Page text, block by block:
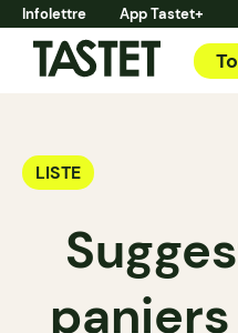
Infolettre App Tastet+
LISTE